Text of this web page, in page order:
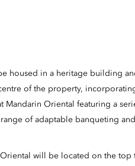
housed in a heritage building
of the property,
Mandarin Oriental featuring a
of adaptable banqueting
Oriental will be located on the